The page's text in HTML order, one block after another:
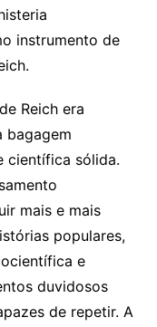
instrumento de
Reich era
bagagem
científica sólida.
mais e mais
populares,
e
duvidosos
de repetir. A